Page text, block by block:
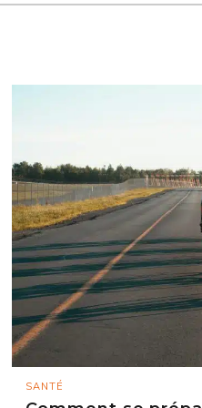
SANTÉ